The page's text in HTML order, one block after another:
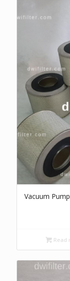
Vacuum
Read